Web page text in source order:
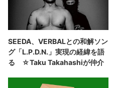
SEEDA、VERBALとの和解ソン
グ「L.P.D.N.」実現の経緯を語
る ☆Taku Takahashiが仲介